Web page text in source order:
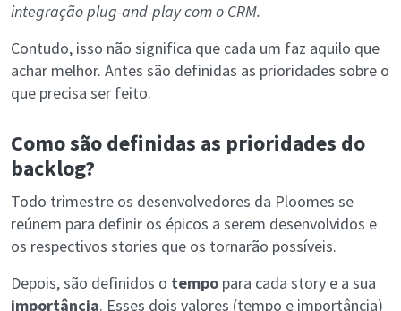
integração plug-and-play com o CRM.
Contudo, isso não significa que cada um faz aquilo que
achar melhor. Antes são definidas as prioridades sobre o
que precisa ser feito.
Como são definidas as prioridades do
backlog?
Todo trimestre os desenvolvedores da Ploomes se
reúnem para definir os épicos a serem desenvolvidos e
os respectivos stories que os tornarão possíveis.
Depois, são definidos o tempo para cada story e a sua
importância. Esses dois valores (tempo e importância)